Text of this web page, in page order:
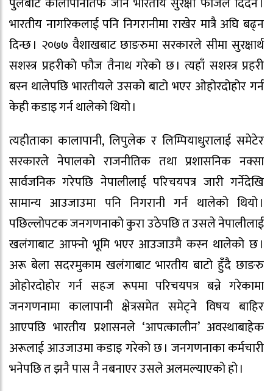
भारतीय नागरिकलाई पनि निगरानीमा राखेर मात्रै अघि बढ्न
दिन्छ । २०७७ वैशाखबाट छाङरुमा सरकारले सीमा सुरक्षार्थ
सशस्त्र प्रहरीको फौज तैनाथ गरेको छ । त्यहाँ सशस्त्र प्रहरी
बस्न थालेपछि भारतीयले उसको बाटो भएर ओहोरदोहोर गर्न
केही कडाइ गर्न थालेको थियो ।
त्यहीताका कालापानी, लिपुलेक र लिम्पियाधुरालाई समेटेर
सरकारले नेपालको राजनीतिक तथा प्रशासनिक नक्सा
सार्वजनिक गरेपछि नेपालीलाई परिचयपत्र जारी गर्नेदेखि
सामान्य आउजाउमा पनि निगरानी गर्न थालेको थियो ।
पछिल्लोपटक जनगणनाको कुरा उठेपछि त उसले नेपालीलाई
खलंगाबाट आफ्नो भूमि भएर आउजाउमै कस्न थालेको छ ।
अरू बेला सदरमुकाम खलंगाबाट भारतीय बाटो हुँदै छाङरु
ओहोरदोहोर गर्न सहज रूपमा परिचयपत्र बन्ने गरेकामा
जनगणनामा कालापानी क्षेत्रसमेत समेट्ने विषय बाहिर
आएपछि भारतीय प्रशासनले ‘आपत्कालीन’ अवस्थाबाहेक
अरूलाई आउजाउमा कडाइ गरेको छ । जनगणनाका कर्मचारी
भनेपछि त झनै पास नै नबनाएर उसले अलमल्याएको हो ।